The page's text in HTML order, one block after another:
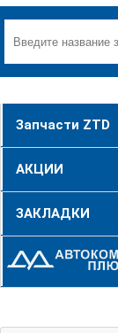
Запчасти ZTD
АКЦИИ
ЗАКЛАДКИ